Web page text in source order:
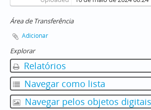
Área de Transferência
Adicionar
Explorar
Relatórios
Navegar como lista
Navegar pelos objetos digitais